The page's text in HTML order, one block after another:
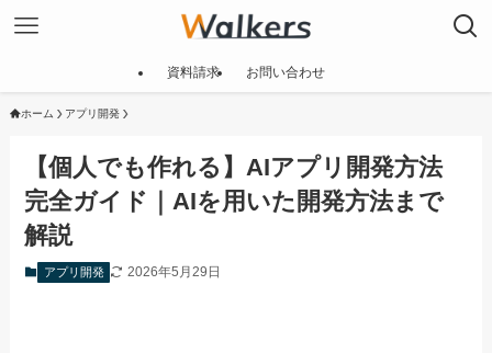
資料請求 お問い合わせ
ホーム アプリ開発
【個人でも作れる】AIアプリ開発方法
完全ガイド｜AIを用いた開発方法まで
解説
アプリ開発 2026年5月29日